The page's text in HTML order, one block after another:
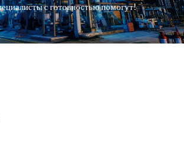
с готовностью помогут!